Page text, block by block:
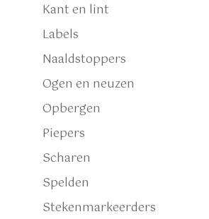
Kant en lint
Labels
Naaldstoppers
Ogen en neuzen
Opbergen
Piepers
Scharen
Spelden
Stekenmarkeerders